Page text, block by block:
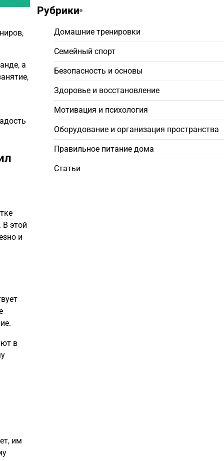
а
В этой
и
в
им
Рубрики
Домашние тренировки
Семейный спорт
Безопасность и основы
Здоровье и восстановление
Мотивация и психология
Оборудование и организация пространства
Правильное питание дома
Статьи